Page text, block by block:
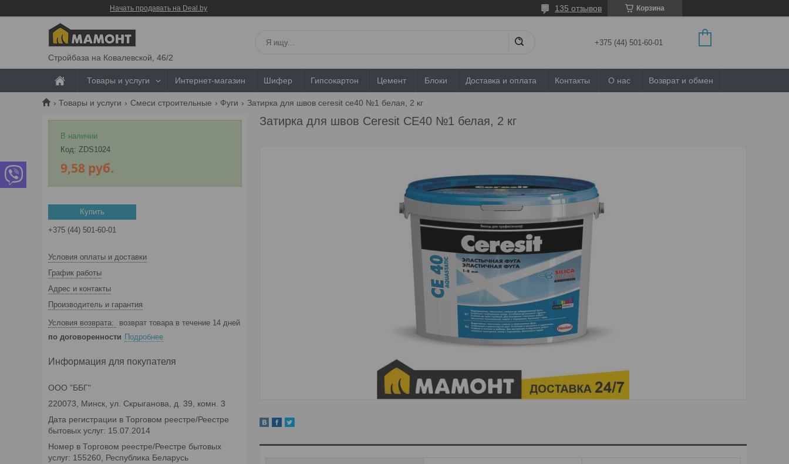
Начать продавать на Deal.by Корзина
135 отзывов
Стройбаза на Ковалевской, 46/2
+375 (44) 501-60-01
Товары и услуги Интернет-магазин Шифер Гипсокартон Цемент Блоки Доставка и оплата Контакты О нас Возврат и обмен
Товары и услуги Смеси строительные Фуги Затирка для швов ceresit ce40 №1 белая, 2 кг
Затирка для швов Ceresit CE40 №1 белая, 2 кг
В наличии
Код: ZDS1024
9,58 руб.
Купить
+375 (44) 501-60-01
Условия оплаты и доставки
График работы
Адрес и контакты
Производитель и гарантия
возврат товара в течение 14 дней
по договоренности Подробнее
Информация для покупателя
ООО "ББГ"
220073, Минск, ул. Скрыганова, д. 39, комн. 3
Дата регистрации в Торговом реестре/Реестре
бытовых услуг: 15.07.2014
Номер в Торговом реестре/Реестре бытовых
услуг: 155260, Республика Беларусь